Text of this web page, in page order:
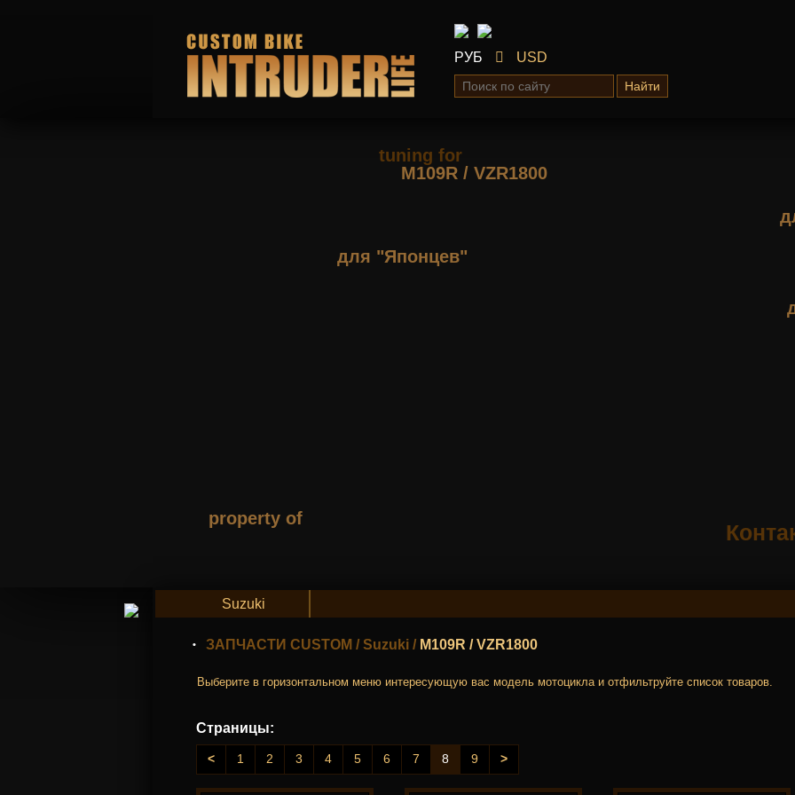
РУБ USD
Найти
tuning for
М109R / VZR1800
для "Японцев"
property of
Suzuki
ЗАПЧАСТИ CUSTOM / Suzuki / M109R / VZR1800
Выберите в горизонтальном меню интересующую вас модель мотоцикла и отфильтруйте список товаров.
Страницы:
< 1 2 3 4 5 6 7 8 9 >